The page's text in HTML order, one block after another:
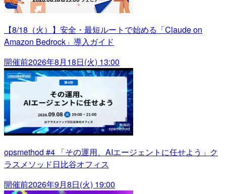
【8/18（火）】安全・最短ルートで始める「Claude on
Amazon Bedrock」導入ガイド
開催前2026年8月18日(火) 13:00
opsmethod #4 「その運用、AIエージェントに任せよう」ク
ラスメソッド日比谷オフィス
開催前2026年9月8日(火) 19:00